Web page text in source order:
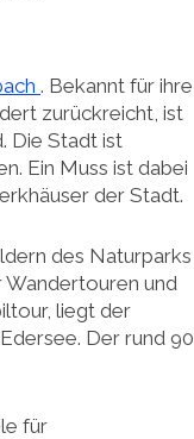
. Bekannt für ihre
zurückreicht, ist
Die Stadt ist
Ein Muss ist dabei
der Stadt.
des Naturparks
und
liegt der
Der rund 90
für